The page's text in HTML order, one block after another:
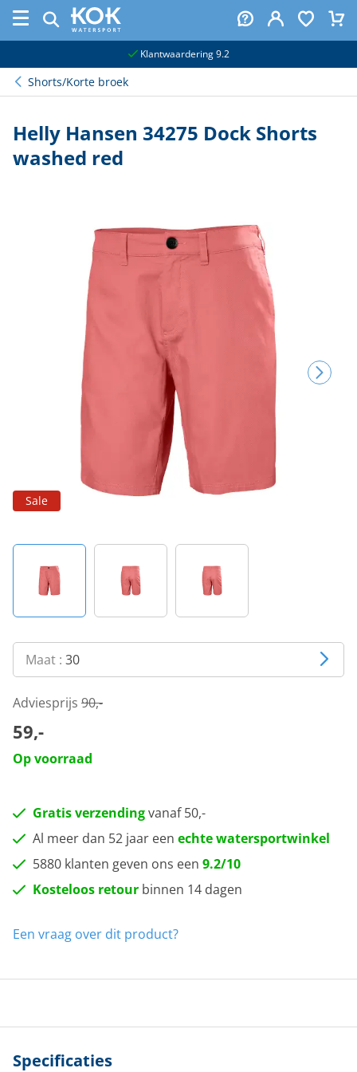
Klantwaardering 9.2
Shorts/Korte broek
Helly Hansen 34275 Dock Shorts
washed red
Sale
Maat : 30
Adviesprijs 90,-
59,-
Op voorraad
Gratis verzendingvanaf 50,-
Al meer dan 52 jaar een echte watersportwinkel
5880 klanten geven ons een 9.2/10
Kosteloos retour binnen 14 dagen
Een vraag over dit product?
Specificaties